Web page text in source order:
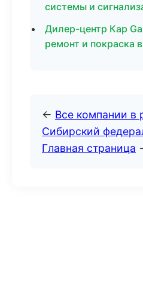
системы и
Дилер-центр Кар
ремонт и покраска
← Все компании в
Сибирский
Главная страница